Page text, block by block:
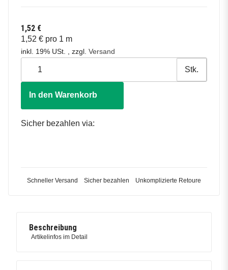
1,52 €
1,52 € pro 1 m
inkl. 19% USt. , zzgl. Versand
Stk.
In den Warenkorb
Sicher bezahlen via:
Schneller Versand Sicher bezahlen Unkomplizierte Retoure
Beschreibung
Artikelinfos im Detail